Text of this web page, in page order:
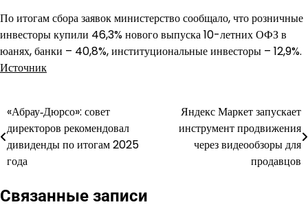
По итогам сбора заявок министерство сообщало, что розничные
инвесторы купили 46,3% нового выпуска 10-летних ОФЗ в
юанях, банки – 40,8%, институциональные инвесторы – 12,9%.
Источник
Навигация
по
записям
«Абрау‑Дюрсо»: совет
директоров рекомендовал
дивиденды по итогам 2025
года
Яндекс Маркет запускает
инструмент продвижения
через видеообзоры для
продавцов
Связанные записи